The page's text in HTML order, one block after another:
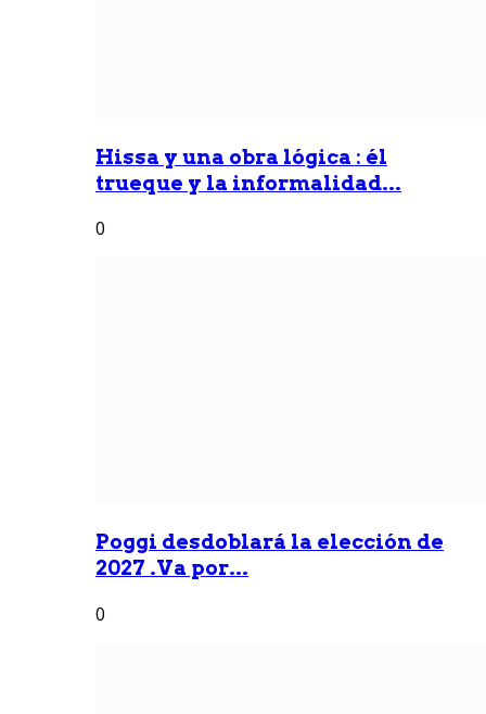
Hissa y una obra lógica : él
trueque y la informalidad...
0
Poggi desdoblará la elección de
2027 .Va por...
0